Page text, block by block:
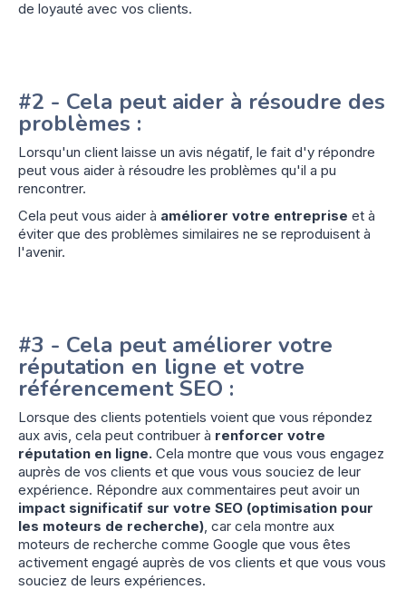
de loyauté avec vos clients.
#2 - Cela peut aider à résoudre des
problèmes :
Lorsqu'un client laisse un avis négatif, le fait d'y répondre
peut vous aider à résoudre les problèmes qu'il a pu
rencontrer.
Cela peut vous aider à améliorer votre entreprise et à
éviter que des problèmes similaires ne se reproduisent à
l'avenir.
#3 - Cela peut améliorer votre
réputation en ligne et votre
référencement SEO :
Lorsque des clients potentiels voient que vous répondez
aux avis, cela peut contribuer à renforcer votre
réputation en ligne. Cela montre que vous vous engagez
auprès de vos clients et que vous vous souciez de leur
expérience. Répondre aux commentaires peut avoir un
impact significatif sur votre SEO (optimisation pour
les moteurs de recherche) , car cela montre aux
moteurs de recherche comme Google que vous êtes
activement engagé auprès de vos clients et que vous vous
souciez de leurs expériences.